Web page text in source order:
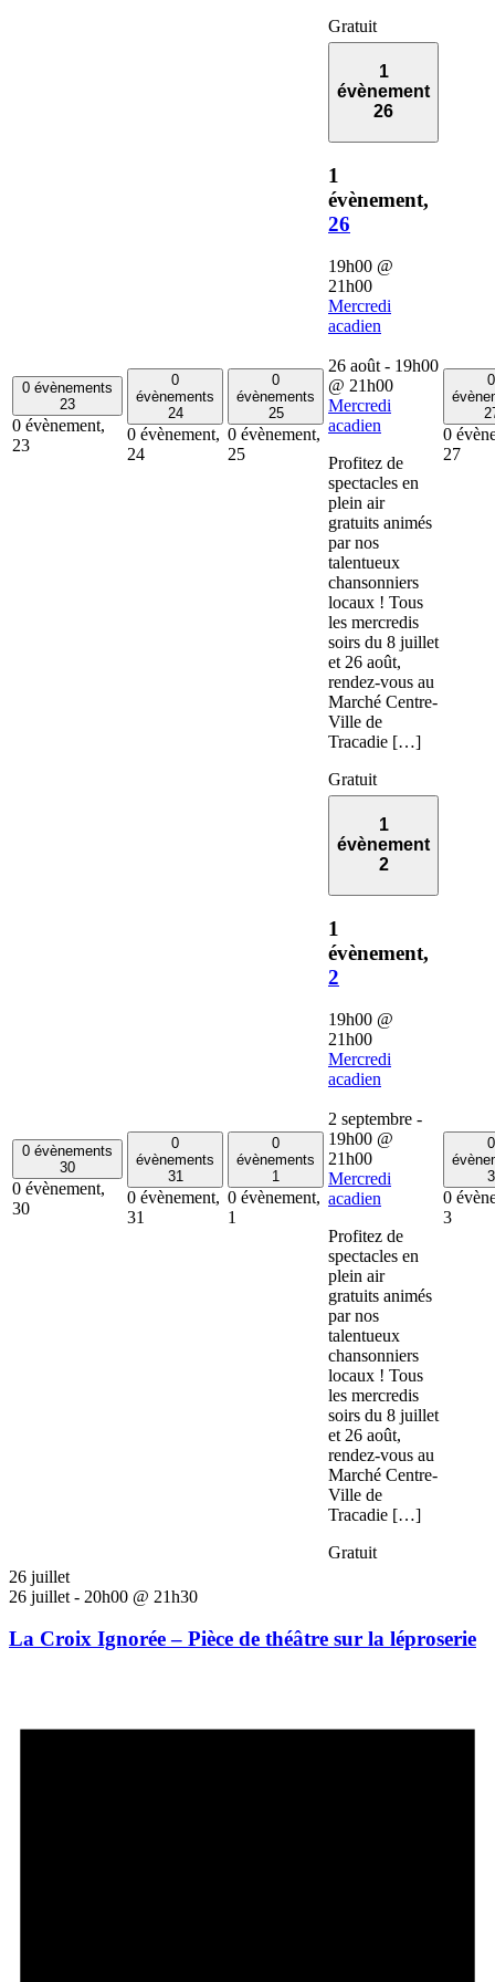
Gratuit
0 évènements
23
0 évènement,
23
0
évènements
24
0 évènement,
24
0
évènements
25
0 évènement,
25
1
évènement
26
1
évènement,
26
19h00 @
21h00
Mercredi
acadien
26 août - 19h00
@ 21h00
Mercredi
acadien
Profitez de
spectacles en
plein air
gratuits animés
par nos
talentueux
chansonniers
locaux ! Tous
les mercredis
soirs du 8 juillet
et 26 août,
rendez-vous au
Marché Centre-
Ville de
Tracadie […]
Gratuit
0
0
27
0 évènements
30
0 évènement,
30
0
évènements
31
0 évènement,
31
0
évènements
1
0 évènement,
1
1
évènement
2
1
évènement,
2
19h00 @
21h00
Mercredi
acadien
2 septembre -
19h00 @
21h00
Mercredi
acadien
Profitez de
spectacles en
plein air
gratuits animés
par nos
talentueux
chansonniers
locaux ! Tous
les mercredis
soirs du 8 juillet
et 26 août,
rendez-vous au
Marché Centre-
Ville de
Tracadie […]
Gratuit
0
3
0
3
26 juillet
26 juillet - 20h00 @ 21h30
La Croix Ignorée – Pièce de théâtre sur la léproserie